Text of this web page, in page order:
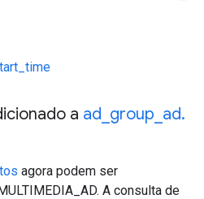
a ad group ad.
agora podem ser
A consulta de